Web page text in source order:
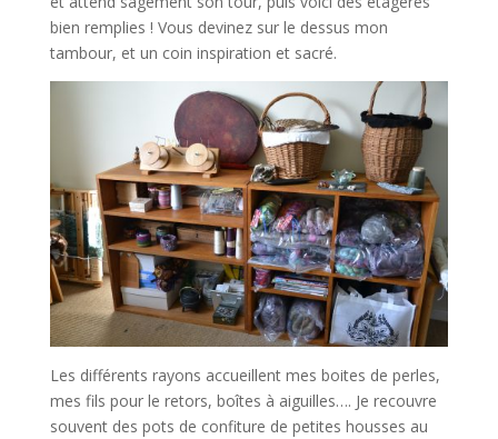
bien remplies ! Vous devinez sur le dessus mon
tambour, et un coin inspiration et sacré.
Les différents rayons accueillent mes boites de perles,
mes fils pour le retors, boîtes à aiguilles…. Je recouvre
souvent des pots de confiture de petites housses au